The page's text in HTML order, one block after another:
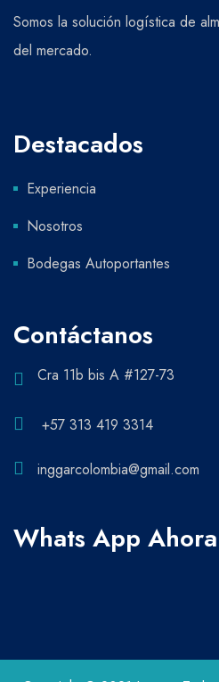
Somos la solución logística de
del mercado.
Destacados
Experiencia
Nosotros
Bodegas Autoportantes
Contáctanos
Cra 11b bis A #127-73
+57 313 419 3314
inggarcolombia@gmail.com
Whats App Ahora